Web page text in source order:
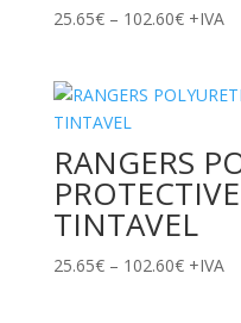
25.65€ – 102.60€Price
+IVA
RANGERS
TINTAVEL
25.65€ – 102.60€Price
+IVA